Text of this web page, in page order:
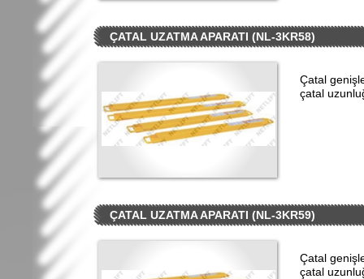
ÇATAL UZATMA APARATI (NL-3KR58)
Çatal
çatal
ÇATAL UZATMA APARATI (NL-3KR59)
Çatal
çatal